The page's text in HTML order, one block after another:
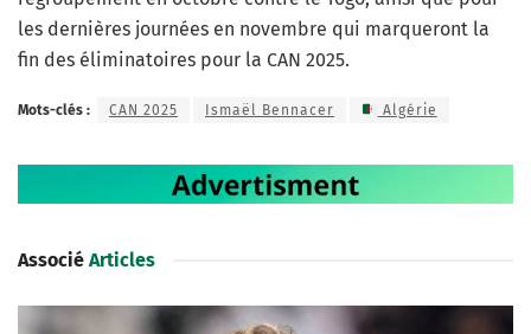
les dernières journées en novembre qui marqueront la
fin des éliminatoires pour la CAN 2025.
Mots-clés : CAN 2025 Ismaël Bennacer Algérie
Associé Articles